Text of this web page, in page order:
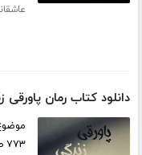
دانلود کتاب رمان
۷۷۳ صفحه